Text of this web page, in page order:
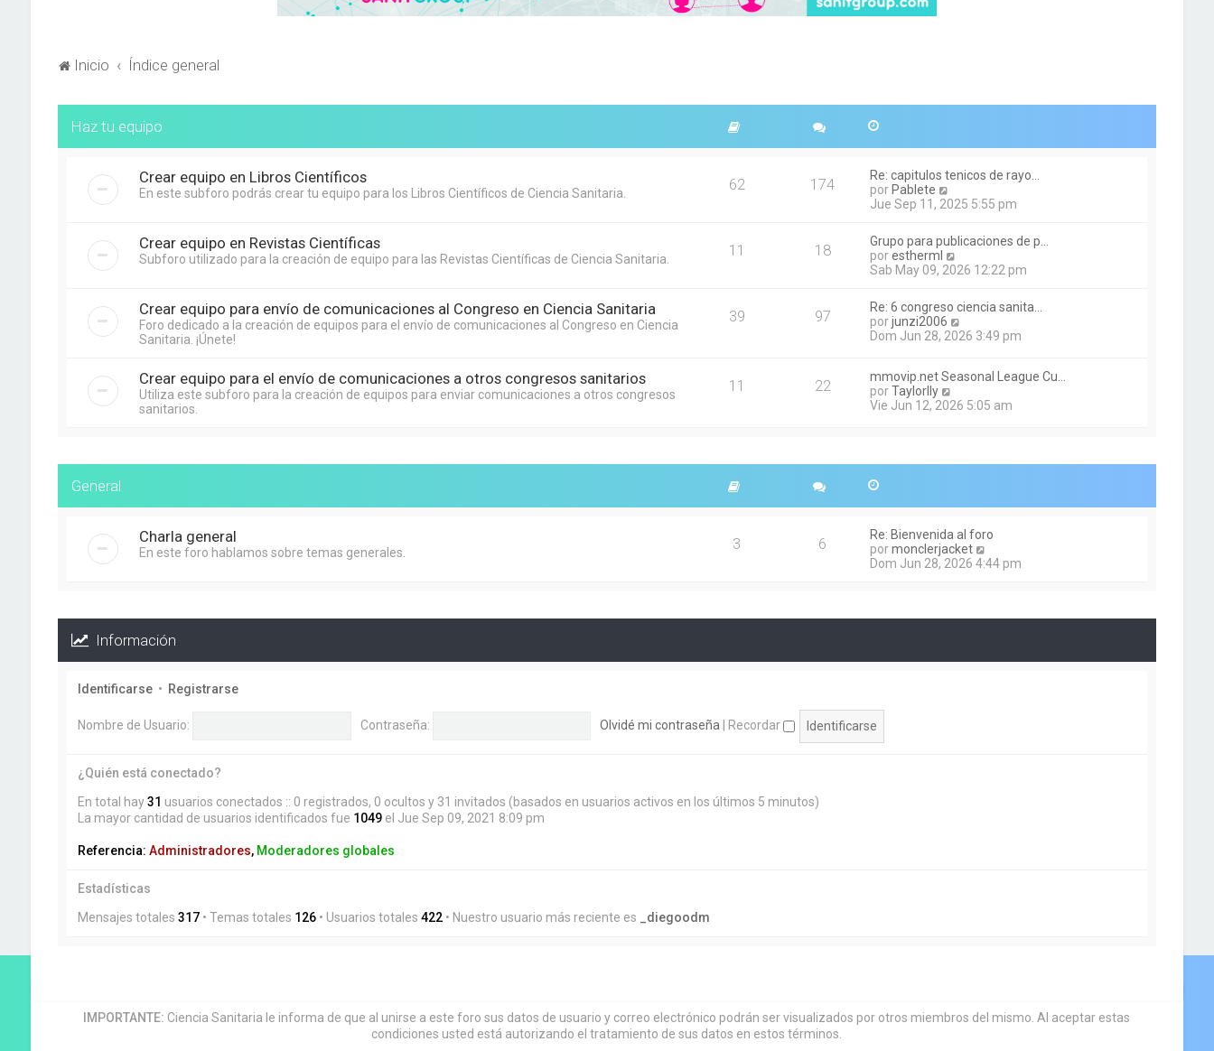
Inicio Índice general
Haz tu equipo
Crear equipo en Libros Científicos
En este subforo podrás crear tu equipo para los Libros Científicos de Ciencia Sanitaria. 62 174
Re: capitulos tenicos de rayo…
porPablete
e
l
t
i
o
m
e
a
j
e
Jue Sep 11, 2025 5:55 pm
Crear equipo en Revistas Científicas
Subforo utilizado para la creación de equipo para las Revistas Científicas de Ciencia Sanitaria. 11 18
Grupo para publicaciones de p…
porestherml
e
l
t
i
m
e
n
Sab May 09, 2026 12:22 pm
Crear equipo para envío de comunicaciones al Congreso en Ciencia Sanitaria
Foro dedicado a la creación de equipos para el envío de comunicaciones al Congreso en Ciencia
Sanitaria. ¡Únete!
39 97
Re: 6 congreso ciencia sanita…
porjunzi2006
e
l
i
e
a
e
Dom Jun 28, 2026 3:49 pm
Crear equipo para el envío de comunicaciones a otros congresos sanitarios
Utiliza este subforo para la creación de equipos para enviar comunicaciones a otros congresos
sanitarios.
11 22
mmovip.net Seasonal League Cu…
porTaylorlly
e
t
o
e
n
s
Vie Jun 12, 2026 5:05 am
General
Charla general
En este foro hablamos sobre temas generales. 3 6
Re: Bienvenida al foro
pormonclerjacket
e
t
o
Dom Jun 28, 2026 4:44 pm
Información
Identificarse• Registrarse
Nombre de Usuario: Contraseña: Olvidé mi contraseña Recordar
¿Quién está conectado?
En total hay31 usuarios conectados :: 0 registrados, 0 ocultos y 31 invitados (basados en usuarios activos en los últimos 5 minutos)
La mayor cantidad de usuarios identificados fue 1049el Jue Sep 09, 2021 8:09 pm
Referencia: Administradores, Moderadores globales
Estadísticas
Mensajes totales 317• Temas totales 126• Usuarios totales 422• Nuestro usuario más reciente es _diegoodm
IMPORTANTE: Ciencia Sanitaria le informa de que al unirse a este foro sus datos de usuario y correo electrónico podrán ser visualizados por otros miembros del mismo. Al aceptar estas
condiciones usted está autorizando el tratamiento de sus datos en estos términos.